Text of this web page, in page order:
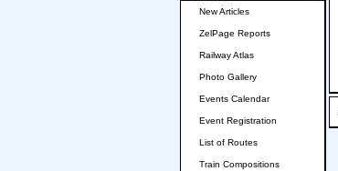
New Articles
ZelPage Reports
Railway Atlas
Photo Gallery
Events Calendar
Event Registration
List of Routes
Train Compositions